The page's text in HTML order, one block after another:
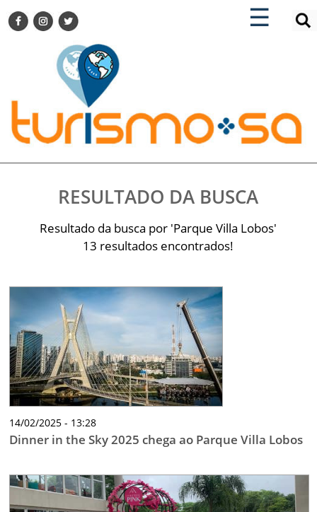
☰
×
TURISMO SA FOR BUSINESS
DESTINOS NACIONAIS
DESTINOS INTERNACIONAIS
CITY BREAK
TURISMO E MERCADO
EVENTOS
GASTRONOMIA
VITRINE
TURISMO SA TV
TESTADO E APROVADO
ÚLTIMAS NOTÍCIAS
PARCEIROS
QUEM SOMOS - EQUIPE
CONTATO
×
ENCONTRE SUA NOTÍCIA
RESULTADO DA BUSCA
Resultado da busca por 'Parque Villa Lobos'
13 resultados encontrados!
14/02/2025 - 13:28
Dinner in the Sky 2025 chega ao Parque Villa Lobos